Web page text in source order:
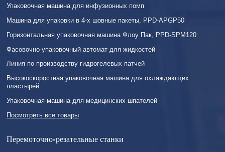
Упаковочная машина для инфузионных помп
Машина для упаковки в 4-х шовные пакеты, PPD-APGP50
Горизонтальная упаковочная машина Флоу Пак, PPD-SPM120
Фасовочно-упаковочный автомат для жидкостей
Линия по производству гидрогелевых патчей
Высокоскоростная упаковочная машина для охлаждающих
пластырей
Упаковочная машина для медицинских шпателей
Посмотреть все товары
Перемоточно-резательные станки